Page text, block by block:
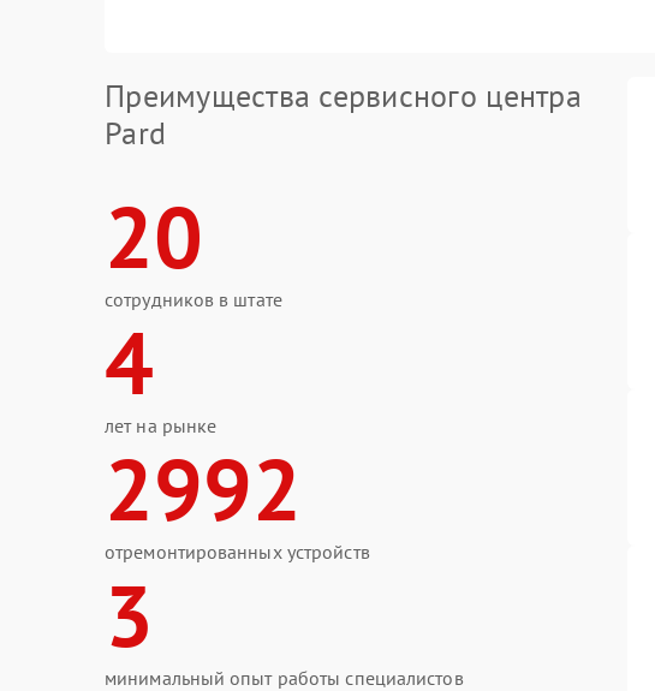
Преимущества сервисного центра
Pard
20
сотрудников в штате
4
лет на рынке
2992
отремонтированных устройств
3
минимальный опыт работы специалистов